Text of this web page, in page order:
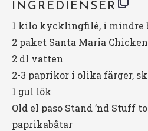
INGREDIENSER
1 kilo kycklingfilé, i mindre
2 paket Santa Maria
2 dl vatten
2-3 paprikor i olika färger,
1 gul lök
Old el paso Stand ’nd Stuff
paprikabåtar